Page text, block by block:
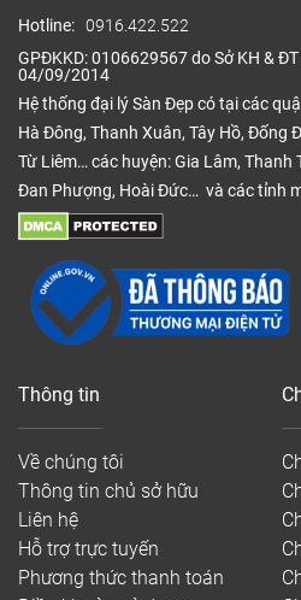
Hotline: 0916.422.522
GPĐKKD: 0106629567 do Sở KH &
04/09/2014
Hệ thống đại lý Sàn Đẹp có tại các
Hà Đông, Thanh Xuân, Tây Hồ, Đống
Từ Liêm… các huyện: Gia Lâm, Thanh
Đan Phượng, Hoài Đức… và các tỉnh
Thông tin
Về chúng tôi
Thông tin chủ sở hữu
Liên hệ
Hỗ trợ trực tuyến
Phương thức thanh toán